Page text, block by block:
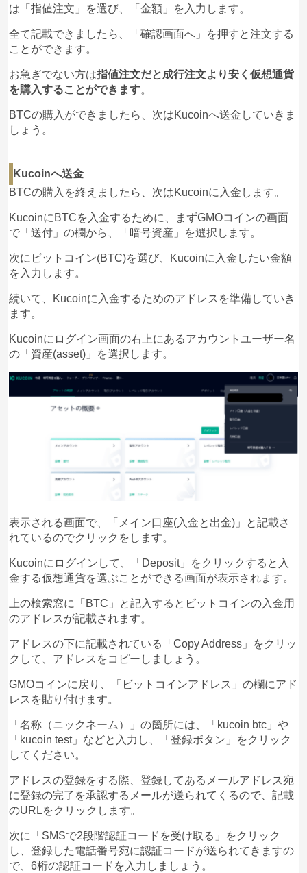
は「指値注文」を選び、「金額」を入力します。
全て記載できましたら、「確認画面へ」を押すと注文する
ことができます。
お急ぎでない方は指値注文だと成行注文より安く仮想通貨
を購入することができます。
BTCの購入ができましたら、次はKucoinへ送金していきま
しょう。
Kucoinへ送金
BTCの購入を終えましたら、次はKucoinに入金します。
KucoinにBTCを入金するために、まずGMOコインの画面
で「送付」の欄から、「暗号資産」を選択します。
次にビットコイン(BTC)を選び、Kucoinに入金したい金額
を入力します。
続いて、Kucoinに入金するためのアドレスを準備していき
ます。
Kucoinにログイン画面の右上にあるアカウントユーザー名
の「資産(asset)」を選択します。
表示される画面で、「メイン口座(入金と出金)」と記載さ
れているのでクリックをします。
Kucoinにログインして、「Deposit」をクリックすると入
金する仮想通貨を選ぶことができる画面が表示されます。
上の検索窓に「BTC」と記入するとビットコインの入金用
のアドレスが記載されます。
アドレスの下に記載されている「Copy Address」をクリッ
クして、アドレスをコピーしましょう。
GMOコインに戻り、「ビットコインアドレス」の欄にアド
レスを貼り付けます。
「名称（ニックネーム）」の箇所には、「kucoin btc」や
「kucoin test」などと入力し、「登録ボタン」をクリック
してください。
アドレスの登録をする際、登録してあるメールアドレス宛
に登録の完了を承認するメールが送られてくるので、記載
のURLをクリックします。
次に「SMSで2段階認証コードを受け取る」をクリック
し、登録した電話番号宛に認証コードが送られてきますの
で、6桁の認証コードを入力しましょう。